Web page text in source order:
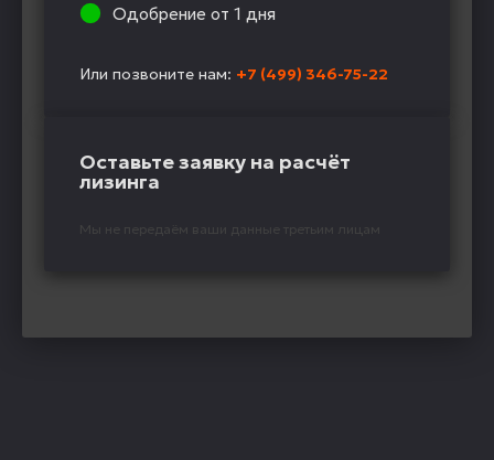
Одобрение от 1 дня
Или позвоните нам: +7 (499) 346-75-22
Оставьте заявку на расчёт
лизинга
Мы не передаём ваши данные третьим лицам